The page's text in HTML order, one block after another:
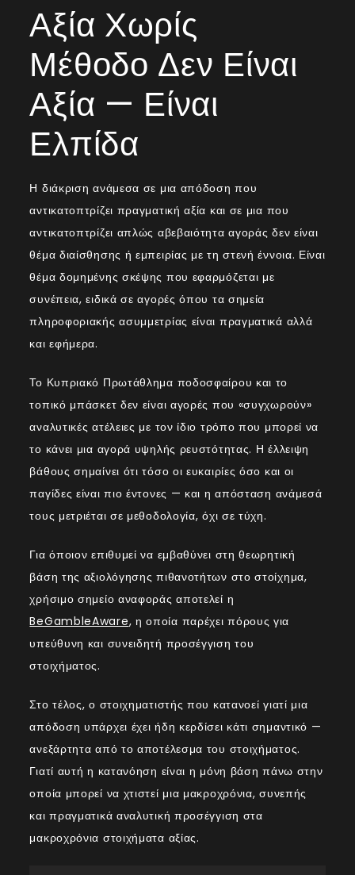
Αξία Χωρίς
Μέθοδο Δεν Είναι
Αξία — Είναι
Ελπίδα
Η διάκριση ανάμεσα σε μια απόδοση που
αντικατοπτρίζει πραγματική αξία και σε μια που
αντικατοπτρίζει απλώς αβεβαιότητα αγοράς δεν είναι
θέμα διαίσθησης ή εμπειρίας με τη στενή έννοια. Είναι
θέμα δομημένης σκέψης που εφαρμόζεται με
συνέπεια, ειδικά σε αγορές όπου τα σημεία
πληροφοριακής ασυμμετρίας είναι πραγματικά αλλά
και εφήμερα.
Το Κυπριακό Πρωτάθλημα ποδοσφαίρου και το
τοπικό μπάσκετ δεν είναι αγορές που «συγχωρούν»
αναλυτικές ατέλειες με τον ίδιο τρόπο που μπορεί να
το κάνει μια αγορά υψηλής ρευστότητας. Η έλλειψη
βάθους σημαίνει ότι τόσο οι ευκαιρίες όσο και οι
παγίδες είναι πιο έντονες — και η απόσταση ανάμεσά
τους μετριέται σε μεθοδολογία, όχι σε τύχη.
Για όποιον επιθυμεί να εμβαθύνει στη θεωρητική
βάση της αξιολόγησης πιθανοτήτων στο στοίχημα,
χρήσιμο σημείο αναφοράς αποτελεί η
BeGambleAware, η οποία παρέχει πόρους για
υπεύθυνη και συνειδητή προσέγγιση του
στοιχήματος.
Στο τέλος, ο στοιχηματιστής που κατανοεί γιατί μια
απόδοση υπάρχει έχει ήδη κερδίσει κάτι σημαντικό —
ανεξάρτητα από το αποτέλεσμα του στοιχήματος.
Γιατί αυτή η κατανόηση είναι η μόνη βάση πάνω στην
οποία μπορεί να χτιστεί μια μακροχρόνια, συνεπής
και πραγματικά αναλυτική προσέγγιση στα
μακροχρόνια στοιχήματα αξίας.